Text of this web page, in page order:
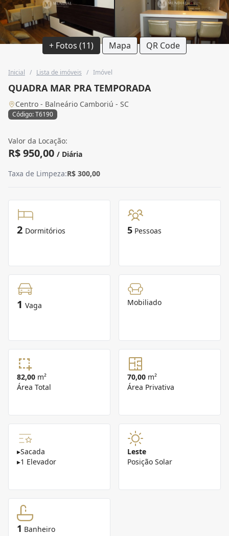
+ Fotos (11) Mapa QR Code
Inicial / Lista de imóveis / Imóvel
QUADRA MAR PRA TEMPORADA
Centro - Balneário Camboriú - SC
Código: T6190
Valor da Locação:
R$ 950,00 / Diária
Taxa de Limpeza:R$ 300,00
2 Dormitórios 5 Pessoas
1 Vaga Mobiliado
82,00 m²
Área Total
70,00 m²
Área Privativa
▸Sacada
▸1 Elevador
Leste
Posição Solar
1 Banheiro